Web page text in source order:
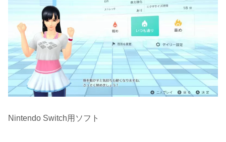
Nintendo Switch用ソフト